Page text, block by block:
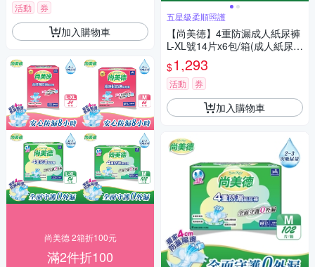
活動 券
加入購物車
尚美德 2箱折100元
滿2件折100
五星級柔順照護
【尚美德】4重防漏成人紙尿褲
L-XL號14片x6包/箱(成人紙尿褲
黏貼式 日用)
$1,293
活動 券
加入購物車